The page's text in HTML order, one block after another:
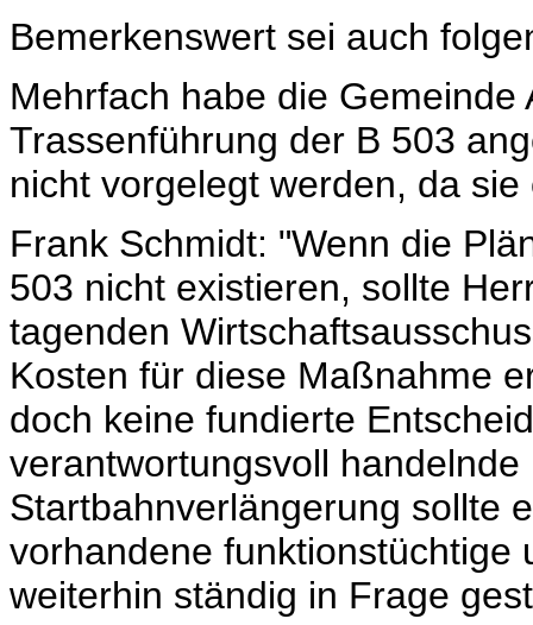
Bemerkenswert sei auch
Mehrfach habe die
Trassenführung der B 503
nicht vorgelegt werden, da
Frank Schmidt: "Wenn die
503 nicht existieren, sollte
tagenden
Kosten für diese Maßnahme
doch keine fundierte
verantwortungsvoll
Startbahnverlängerung sollte
vorhandene funktionstüchtige
weiterhin ständig in Frage